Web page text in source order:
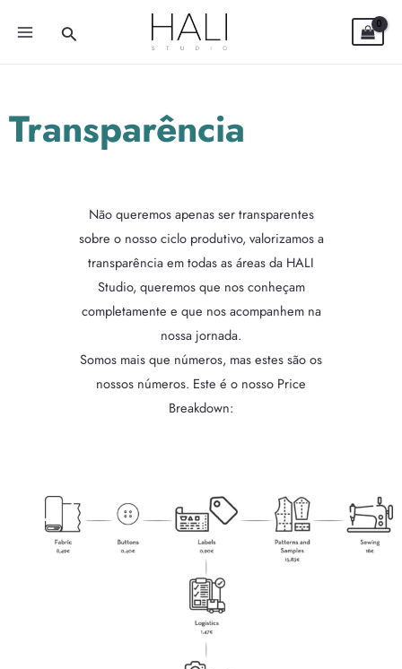
Search
Transparência
Não queremos apenas ser transparentes
sobre o nosso ciclo produtivo, valorizamos a
transparência em todas as áreas da HALI
Studio, queremos que nos conheçam
completamente e que nos acompanhem na
nossa jornada.
Somos mais que números, mas estes são os
nossos números. Este é o nosso Price
Breakdown: